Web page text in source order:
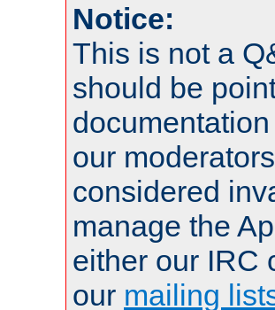
Notice:
This is not a
should be
our
considered
manage the
either our IRC
our mailing